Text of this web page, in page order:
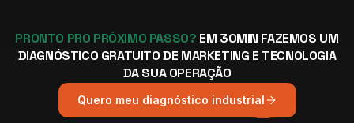
PRONTO PRO PRÓXIMO PASSO? EM 30MIN FAZEMOS UM
DIAGNÓSTICO GRATUITO DE MARKETING E TECNOLOGIA
DA SUA OPERAÇÃO
Quero meu diagnóstico industrial